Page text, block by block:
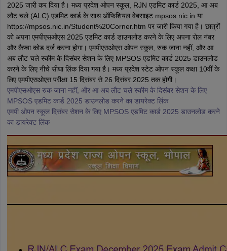
2025 जारी कर दिया है। मध्य प्रदेश ओपन स्कूल, RJN एडमिट कार्ड 2025, आ अब
लौट चले (ALC) एडमिट कार्ड के साथ ऑफिशियल वेबसाइट mpsos.nic.in या
https://mpsos.nic.in/Student%20Corner.htm पर जारी किया गया है। छात्रों
को अपना एमपीएसओएस 2025 एडमिट कार्ड डाउनलोड करने के लिए अपना रोल नंबर
और कैप्चा कोड दर्ज करना होगा। एमपीएसओएस ओपन स्कूल, रुक जाना नहीं, और आ
अब लौट चले स्कीम के दिसंबर सेशन के लिए MPSOS एडमिट कार्ड 2025 डाउनलोड
करने के लिए नीचे सीधा लिंक दिया गया है। मध्य प्रदेश स्टेट ओपन स्कूल कक्षा 10वीं के
लिए एमपीएसओएस परीक्षा 15 दिसंबर से 26 दिसंबर 2025 तक होगी।
एमपीएसओएस रुक जाना नहीं, और आ अब लौट चले स्कीम के दिसंबर सेशन के लिए
MPSOS एडमिट कार्ड 2025 डाउनलोड करने का डायरेक्ट लिंक
एमपी ओपन स्कूल दिसंबर सेशन के लिए MPSOS एडमिट कार्ड 2025 डाउनलोड करने
का डायरेक्ट लिंक